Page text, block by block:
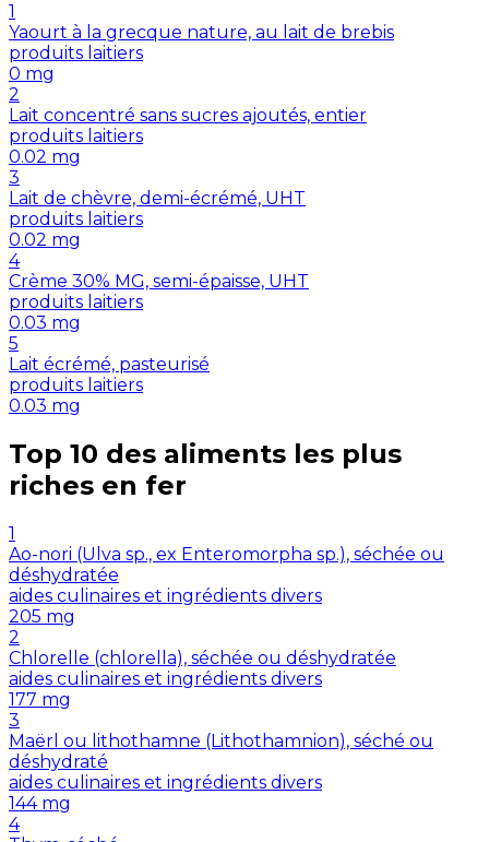
1
Yaourt à la grecque nature, au lait de brebis
produits laitiers
0 mg
2
Lait concentré sans sucres ajoutés, entier
produits laitiers
0.02 mg
3
Lait de chèvre, demi-écrémé, UHT
produits laitiers
0.02 mg
4
Crème 30% MG, semi-épaisse, UHT
produits laitiers
0.03 mg
5
Lait écrémé, pasteurisé
produits laitiers
0.03 mg
Top 10 des aliments les plus
riches en fer
1
Ao-nori (Ulva sp., ex Enteromorpha sp.), séchée ou
déshydratée
aides culinaires et ingrédients divers
205 mg
2
Chlorelle (chlorella), séchée ou déshydratée
aides culinaires et ingrédients divers
177 mg
3
Maërl ou lithothamne (Lithothamnion), séché ou
déshydraté
aides culinaires et ingrédients divers
144 mg
4